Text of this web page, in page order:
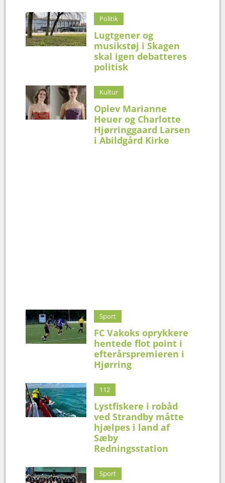
Politik
Lugtgener og
musikstøj i Skagen
skal igen debatteres
politisk
Kultur
Oplev Marianne
Heuer og Charlotte
Hjørringgaard Larsen
i Abildgård Kirke
Sport
FC Vakoks oprykkere
hentede flot point i
efterårspremieren i
Hjørring
112
Lystfiskere i robåd
ved Strandby måtte
hjælpes i land af
Sæby
Redningsstation
Sport